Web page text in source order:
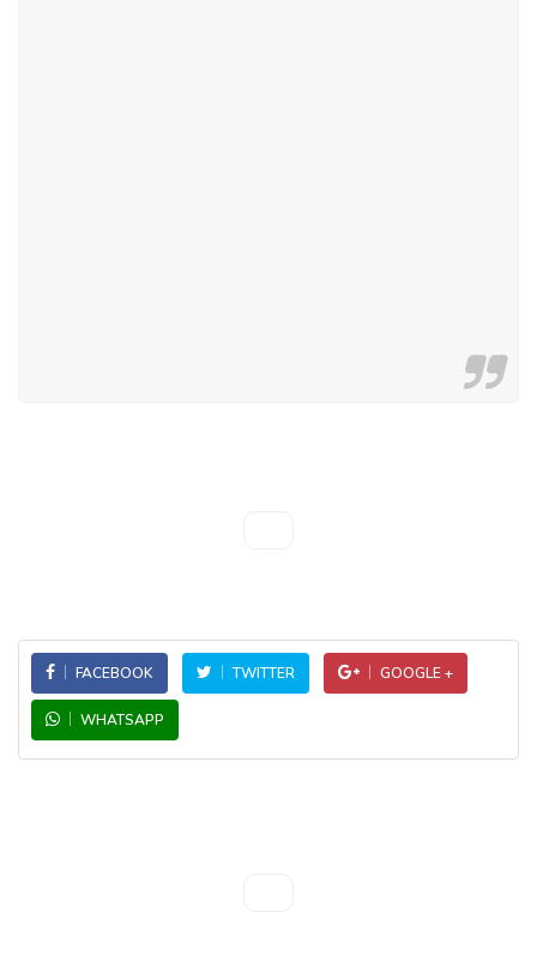
FACEBOOK TWITTER GOOGLE +
WHATSAPP